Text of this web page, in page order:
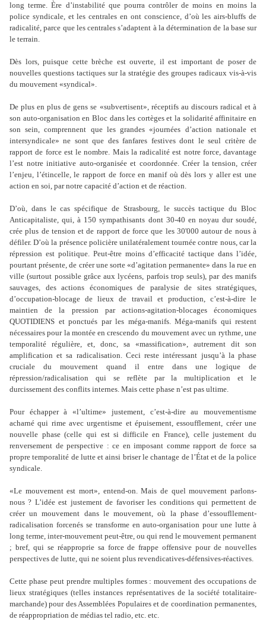
long terme. Ère d’instabilité que pourra contrôler de moins en moins la
police syndicale, et les centrales en ont conscience, d’où les airs-bluffs de
radicalité, parce que les centrales s’adaptent à la détermination de la base sur
le terrain.
Dès lors, puisque cette brèche est ouverte, il est important de poser de
nouvelles questions tactiques sur la stratégie des groupes radicaux vis-à-vis
du mouvement «syndical».
De plus en plus de gens se «subvertisent», réceptifs au discours radical et à
son auto-organisation en Bloc dans les cortèges et la solidarité affinitaire en
son sein, comprennent que les grandes «journées d’action nationale et
intersyndicale» ne sont que des fanfares festives dont le seul critère de
rapport de force est le nombre. Mais la radicalité est notre force, davantage
l’est notre initiative auto-organisée et coordonnée. Créer la tension, créer
l’enjeu, l’étincelle, le rapport de force en manif où dès lors y aller est une
action en soi, par notre capacité d’action et de réaction.
D’où, dans le cas spécifique de Strasbourg, le succès tactique du Bloc
Anticapitaliste, qui, à 150 sympathisants dont 30-40 en noyau dur soudé,
crée plus de tension et de rapport de force que les 30'000 autour de nous à
défiler. D’où la présence policière unilatéralement tournée contre nous, car la
répression est politique. Peut-être moins d’efficacité tactique dans l’idée,
pourtant présente, de créer une sorte «d’agitation permanente» dans la rue en
ville (surtout possible grâce aux lycéens, parfois trop seuls), par des manifs
sauvages, des actions économiques de paralysie de sites stratégiques,
d’occupation-blocage de lieux de travail et production, c’est-à-dire le
maintien de la pression par actions-agitation-blocages économiques
QUOTIDIENS et ponctués par les méga-manifs. Méga-manifs qui restent
nécessaires pour la montée en crescendo du mouvement avec un rythme, une
temporalité régulière, et, donc, sa «massification», autrement dit son
amplification et sa radicalisation. Ceci reste intéressant jusqu’à la phase
cruciale du mouvement quand il entre dans une logique de
répression/radicalisation qui se reflète par la multiplication et le
durcissement des conflits internes. Mais cette phase n’est pas ultime.
Pour échapper à «l’ultime» justement, c’est-à-dire au mouvementisme
acharné qui rime avec urgentisme et épuisement, essoufflement, créer une
nouvelle phase (celle qui est si difficile en France), celle justement du
renversement de perspective : ce en imposant comme rapport de force sa
propre temporalité de lutte et ainsi briser le chantage de l’État et de la police
syndicale.
«Le mouvement est mort», entend-on. Mais de quel mouvement parlons-
nous ? L’idée est justement de favoriser les conditions qui permettent de
créer un mouvement dans le mouvement, où la phase d’essoufllement-
radicalisation forcenés se transforme en auto-organisation pour une lutte à
long terme, inter-mouvement peut-être, ou qui rend le mouvement permanent
; bref, qui se réapproprie sa force de frappe offensive pour de nouvelles
perspectives de lutte, qui ne soient plus revendicatives-défensives-réactives.
Cette phase peut prendre multiples formes : mouvement des occupations de
lieux stratégiques (telles instances représentatives de la société totalitaire-
marchande) pour des Assemblées Populaires et de coordination permanentes,
de réappropriation de médias tel radio, etc. etc.